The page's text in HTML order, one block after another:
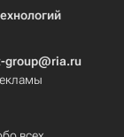
group@ria.ru